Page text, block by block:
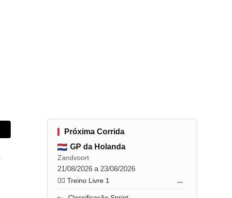
Próxima Corrida
GP da Holanda
Zandvoort
21/08/2026 a 23/08/2026
🏋️‍♂️ Treino Livre 1 ...